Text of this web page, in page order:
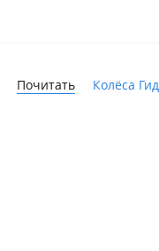
Почитать Колёса Гид